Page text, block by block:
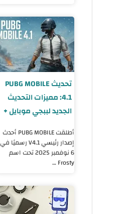
تحديث PUBG MOBILE
4.1: مميزات التحديث
الجديد لببجي موبايل +
أطلقت PUBG MOBILE أحدث
إصدار رئيسي V4.1 رسميًا في
6 نوفمبر 2025 تحت اسم
Frosty …